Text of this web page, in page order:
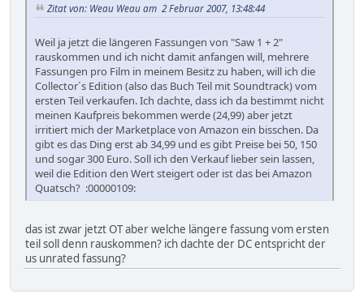
Zitat von: Weau Weau am 2 Februar 2007, 13:48:44
Weil ja jetzt die längeren Fassungen von "Saw 1 + 2"
rauskommen und ich nicht damit anfangen will, mehrere
Fassungen pro Film in meinem Besitz zu haben, will ich die
Collector´s Edition (also das Buch Teil mit Soundtrack) vom
ersten Teil verkaufen. Ich dachte, dass ich da bestimmt nicht
meinen Kaufpreis bekommen werde (24,99) aber jetzt
irritiert mich der Marketplace von Amazon ein bisschen. Da
gibt es das Ding erst ab 34,99 und es gibt Preise bei 50, 150
und sogar 300 Euro. Soll ich den Verkauf lieber sein lassen,
weil die Edition den Wert steigert oder ist das bei Amazon
Quatsch? :00000109:
das ist zwar jetzt OT aber welche längere fassung vom ersten
teil soll denn rauskommen? ich dachte der DC entspricht der
us unrated fassung?